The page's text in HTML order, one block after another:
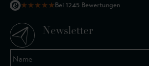
★★★★★Bei 1245 Bewertungen
Newsletter